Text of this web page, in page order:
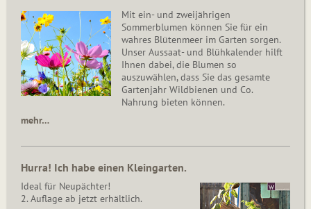
Mit ein- und zweijährigen
Sommerblumen können Sie für ein
wahres Blütenmeer im Garten sorgen.
Unser Aussaat- und Blühkalender hilft
Ihnen dabei, die Blumen so
auszuwählen, dass Sie das gesamte
Gartenjahr Wildbienen und Co.
Nahrung bieten können.
mehr…
Hurra! Ich habe einen Kleingarten.
Ideal für Neupächter!
2. Auflage ab jetzt erhältlich.